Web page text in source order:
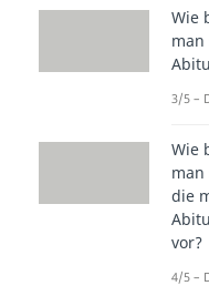
Wie
man
3/5 –
Wie
die
vor?
4/5 –